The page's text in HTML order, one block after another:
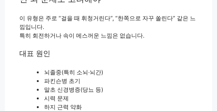
이 유형은 주로 “걸을 때 휘청거린다”, “한쪽으로 자꾸 쏠린다” 같은 느
낌입니다.
특히 회전하거나 속이 메스꺼운 느낌은 없습니다.
대표 원인
뇌졸중(특히 소뇌·뇌간)
파킨슨병 초기
말초 신경병증(당뇨 등)
시력 문제
하지 근력 약화